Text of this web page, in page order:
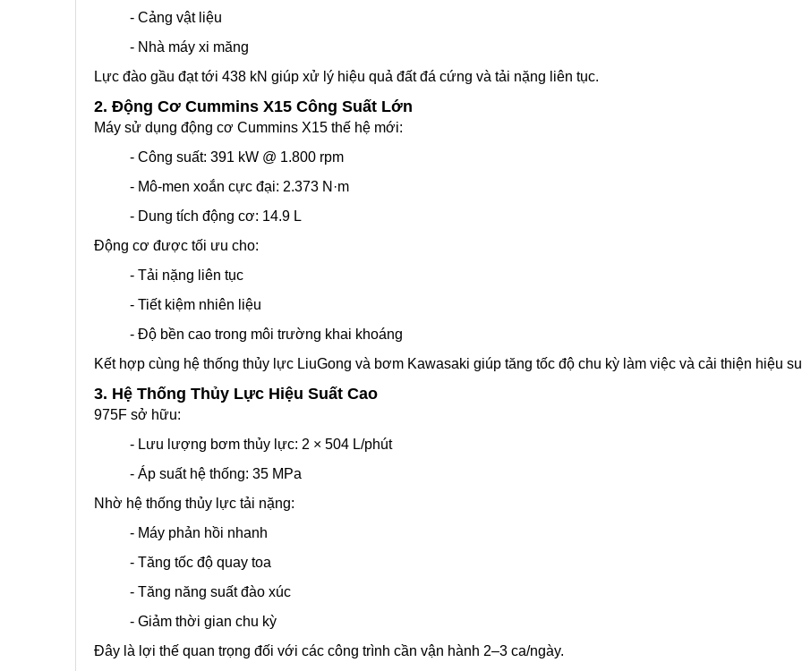
- Cảng vật liệu
- Nhà máy xi măng
Lực đào gầu đạt tới 438 kN giúp xử lý hiệu quả đất đá cứng và tải nặng liên tục.
2. Động Cơ Cummins X15 Công Suất Lớn
Máy sử dụng động cơ Cummins X15 thế hệ mới:
- Công suất: 391 kW @ 1.800 rpm
- Mô-men xoắn cực đại: 2.373 N·m
- Dung tích động cơ: 14.9 L
Động cơ được tối ưu cho:
- Tải nặng liên tục
- Tiết kiệm nhiên liệu
- Độ bền cao trong môi trường khai khoáng
Kết hợp cùng hệ thống thủy lực LiuGong và bơm Kawasaki giúp tăng tốc độ chu kỳ làm việc và cải thiện hiệu
3. Hệ Thống Thủy Lực Hiệu Suất Cao
975F sở hữu:
- Lưu lượng bơm thủy lực: 2 × 504 L/phút
- Áp suất hệ thống: 35 MPa
Nhờ hệ thống thủy lực tải nặng:
- Máy phản hồi nhanh
- Tăng tốc độ quay toa
- Tăng năng suất đào xúc
- Giảm thời gian chu kỳ
Đây là lợi thế quan trọng đối với các công trình cần vận hành 2–3 ca/ngày.